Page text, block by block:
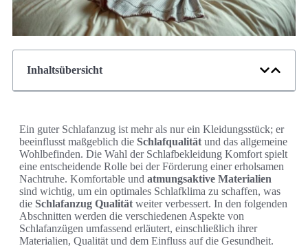
Inhaltsübersicht
Ein guter Schlafanzug ist mehr als nur ein Kleidungsstück; er
beeinflusst maßgeblich die Schlafqualität und das allgemeine
Wohlbefinden. Die Wahl der Schlafbekleidung Komfort spielt
eine entscheidende Rolle bei der Förderung einer erholsamen
Nachtruhe. Komfortable und atmungsaktive Materialien
sind wichtig, um ein optimales Schlafklima zu schaffen, was
die Schlafanzug Qualität weiter verbessert. In den folgenden
Abschnitten werden die verschiedenen Aspekte von
Schlafanzügen umfassend erläutert, einschließlich ihrer
Materialien, Qualität und dem Einfluss auf die Gesundheit.